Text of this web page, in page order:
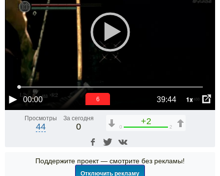
00:00 39:44 1x
6
Просмотры
44
За сегодня
0
+2
0 2
Поддержите проект — смотрите без рекламы!
Отключить рекламу